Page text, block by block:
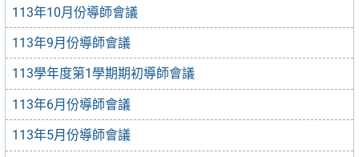
113年10月份導師會議
113年9月份導師會議
113學年度第1學期期初導師會議
113年6月份導師會議
113年5月份導師會議